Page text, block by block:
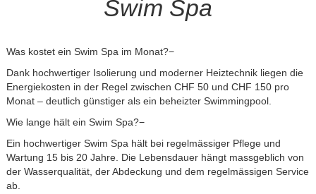
Swim Spa
Was kostet ein Swim Spa im Monat?−
Dank hochwertiger Isolierung und moderner Heiztechnik liegen die
Energiekosten in der Regel zwischen CHF 50 und CHF 150 pro
Monat – deutlich günstiger als ein beheizter Swimmingpool.
Wie lange hält ein Swim Spa?−
Ein hochwertiger Swim Spa hält bei regelmässiger Pflege und
Wartung 15 bis 20 Jahre. Die Lebensdauer hängt massgeblich von
der Wasserqualität, der Abdeckung und dem regelmässigen Service
ab.